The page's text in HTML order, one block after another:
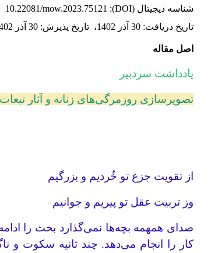
شناسه دیجیتال (DOI):
10.22081/mow.2023.75121
تاریخ دریافت: 30 آذر 1402 ، تاریخ پذیرش: 30 آذر 1402
اصل مقاله
یادداشت سردبیر
تصویرسازی روزمرگی‌های زنانه و آثار
از تقویت جزع تو خُردیم و بزرگیم
وز تربیت عقل تو پیریم و جوانیم
صدای همهمه بچه‌ها نمی‌گذارد بحث را
کار را انجام می‌دهد. چند ثانیه سکوت و